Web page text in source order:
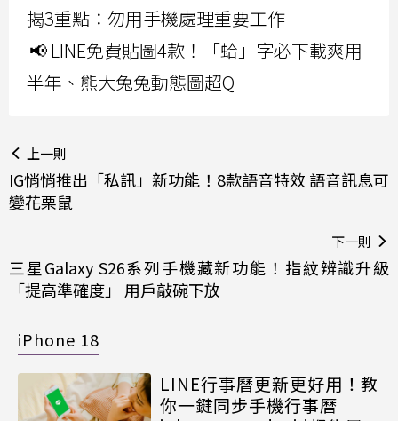
揭3重點：勿用手機處理重要工作
📢 LINE免費貼圖4款！「蛤」字必下載爽用
半年、熊大兔兔動態圖超Q
上一則
IG悄悄推出「私訊」新功能！8款語音特效 語音訊息可
變花栗鼠
下一則
三星Galaxy S26系列手機藏新功能！指紋辨識升級
「提高準確度」 用戶敲碗下放
iPhone 18
LINE行事曆更新更好用！教
你一鍵同步手機行事曆